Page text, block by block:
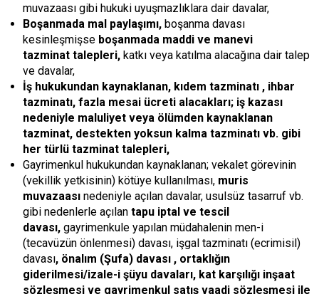
muvazaası gibi hukuki uyuşmazlıklara dair davalar,
Boşanmada mal paylaşımı, boşanma davası
kesinleşmişse boşanmada maddi ve manevi
tazminat talepleri, katkı veya katılma alacağına dair talep
ve davalar,
İş hukukundan kaynaklanan, kıdem tazminatı , ihbar
tazminatı, fazla mesai ücreti alacakları; iş kazası
nedeniyle maluliyet veya ölümden kaynaklanan
tazminat, destekten yoksun kalma tazminatı vb. gibi
her türlü tazminat talepleri,
Gayrimenkul hukukundan kaynaklanan; vekalet görevinin
(vekillik yetkisinin) kötüye kullanılması, muris
muvazaası nedeniyle açılan davalar, usulsüz tasarruf vb.
gibi nedenlerle açılan tapu iptal ve tescil
davası, gayrimenkule yapılan müdahalenin men-i
(tecavüzün önlenmesi) davası, işgal tazminatı (ecrimisil)
davası, önalım (Şufa) davası , ortaklığın
giderilmesi/izale-i şüyu davaları, kat karşılığı inşaat
sözleşmesi ve gayrimenkul satış vaadi sözleşmesi ile